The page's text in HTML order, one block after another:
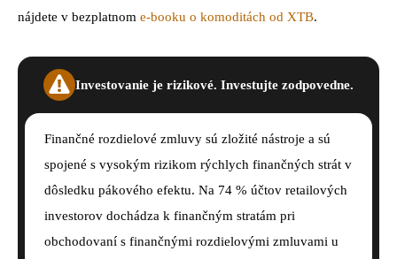
nájdete v bezplatnom e-booku o komoditách od XTB.
Investovanie je rizikové. Investujte zodpovedne.
Finančné rozdielové zmluvy sú zložité nástroje a sú
spojené s vysokým rizikom rýchlych finančných strát v
dôsledku pákového efektu. Na 74 % účtov retailových
investorov dochádza k finančným stratám pri
obchodovaní s finančnými rozdielovými zmluvami u